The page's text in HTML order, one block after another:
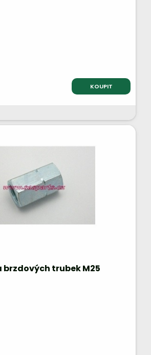
KOUPIT
brzdových trubek M25